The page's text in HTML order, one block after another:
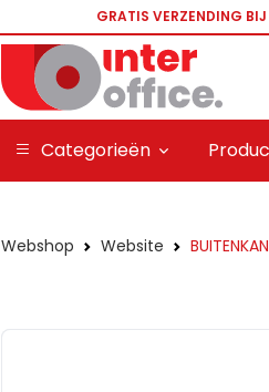
GRATIS VERZENDING
Categorieën
Webshop Website